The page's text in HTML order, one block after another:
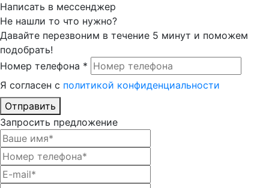
Написать в мессенджер
Не нашли то что нужно?
Давайте перезвоним в течение 5 минут и поможем
подобрать!
Номер телефона *
Я согласен с политикой конфиденциальности
Отправить
Запросить предложение